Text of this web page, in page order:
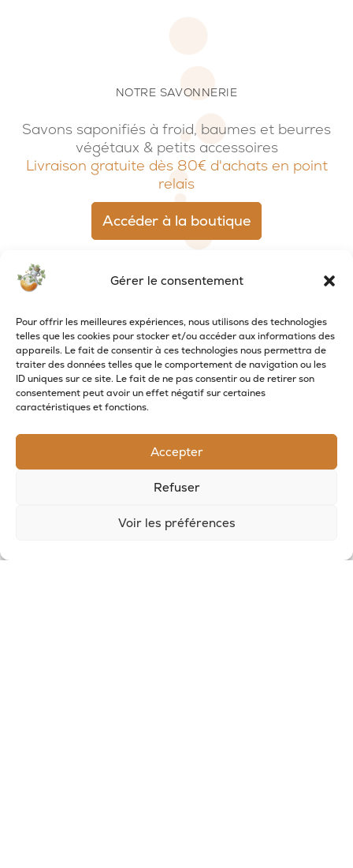
Gérer le consentement
Pour offrir les meilleures expériences, nous utilisons des technologies
telles que les cookies pour stocker et/ou accéder aux informations des
appareils. Le fait de consentir à ces technologies nous permettra de
traiter des données telles que le comportement de navigation ou les
ID uniques sur ce site. Le fait de ne pas consentir ou de retirer son
consentement peut avoir un effet négatif sur certaines
caractéristiques et fonctions.
Accepter
Refuser
Voir les préférences
NOTRE SAVONNERIE
Savons saponifiés à froid, baumes et beurres
végétaux & petits accessoires
Livraison gratuite dès 80€ d'achats en point
relais
Accéder à la boutique
Inscrivez-vous à notre newsletter pour